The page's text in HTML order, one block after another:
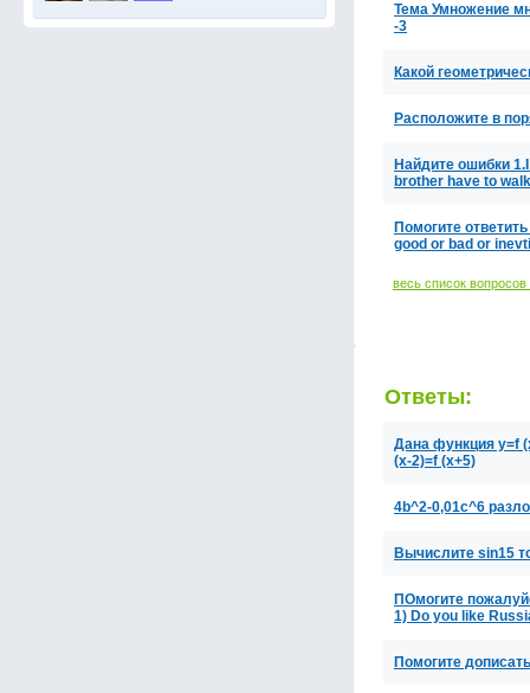
Тема Умножение
-3
Какой
Расположите в
Найдите ошибки
brother have to
Помогите
good or bad or
весь список вопросов
Ответы:
Дана функция y=f
(x-2)=f (x+5)
4b^2-0,01c^6
Вычислите sin15
ПОмогите
1) Do you like
Помогите